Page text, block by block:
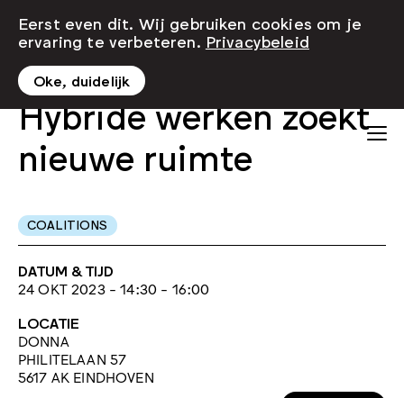
Hybride werken zoekt
nieuwe ruimte
COALITIONS
DATUM & TIJD
24 OKT 2023 - 14:30 - 16:00
LOCATIE
DONNA
PHILITELAAN 57
5617 AK EINDHOVEN
Eerst even dit. Wij gebruiken cookies om je
ervaring te verbeteren. Privacybeleid
Oke, duidelijk